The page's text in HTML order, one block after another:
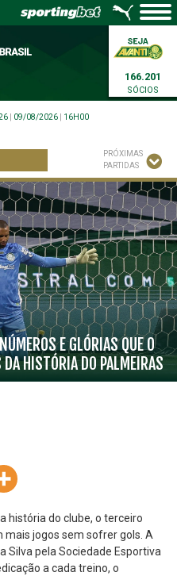
166.201
SÓCIOS
09/08/2026
16H00
PRÓXIMAS
PARTIDAS
E GLÓRIAS QUE O
HISTÓRIA DO PALMEIRAS
história do clube, o terceiro
mais jogos sem sofrer gols. A
Silva pela Sociedade Esportiva
a cada treino, o